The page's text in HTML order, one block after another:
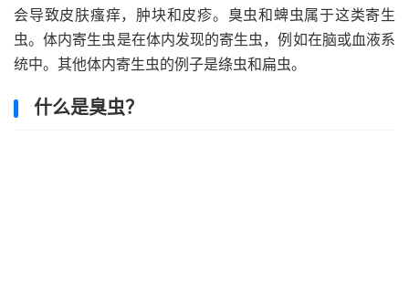
会导致皮肤瘙痒，肿块和皮疹。臭虫和蜱虫属于这类寄生
虫。体内寄生虫是在体内发现的寄生虫，例如在脑或血液系
统中。其他体内寄生虫的例子是绦虫和扁虫。
什么是臭虫？